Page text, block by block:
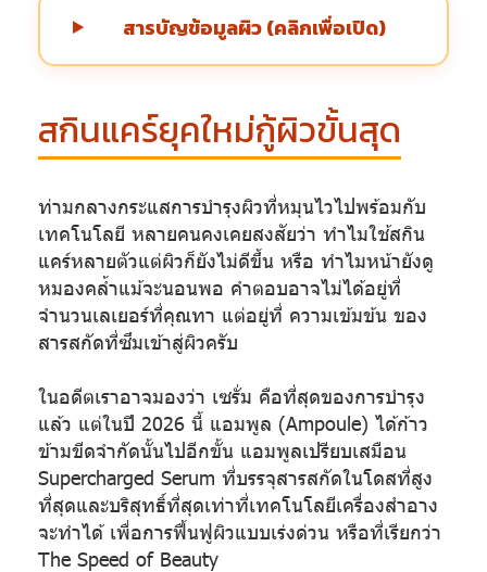
สารบัญข้อมูลผิว (คลิกเพื่อเปิด)
สกินแคร์ยุคใหม่กู้ผิวขั้นสุด
ท่ามกลางกระแสการบำรุงผิวที่หมุนไวไปพร้อมกับ
เทคโนโลยี หลายคนคงเคยสงสัยว่า ทำไมใช้สกิน
แคร์หลายตัวแต่ผิวก็ยังไม่ดีขึ้น หรือ ทำไมหน้ายังดู
หมองคล้ำแม้จะนอนพอ คำตอบอาจไม่ได้อยู่ที่
จำนวนเลเยอร์ที่คุณทา แต่อยู่ที่ ความเข้มข้น ของ
สารสกัดที่ซึมเข้าสู่ผิวครับ
ในอดีตเราอาจมองว่า เซรั่ม คือที่สุดของการบำรุง
แล้ว แต่ในปี 2026 นี้ แอมพูล (Ampoule) ได้ก้าว
ข้ามขีดจำกัดนั้นไปอีกขั้น แอมพูลเปรียบเสมือน
Supercharged Serum ที่บรรจุสารสกัดในโดสที่สูง
ที่สุดและบริสุทธิ์ที่สุดเท่าที่เทคโนโลยีเครื่องสำอาง
จะทำได้ เพื่อการฟื้นฟูผิวแบบเร่งด่วน หรือที่เรียกว่า
The Speed of Beauty